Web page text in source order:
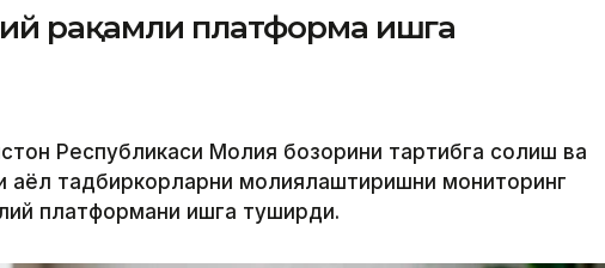
рақамли платформа ишга
Республикаси Молия бозорини тартибга солиш ва
аёл тадбиркорларни молиялаштиришни мониторинг
платформани ишга туширди.